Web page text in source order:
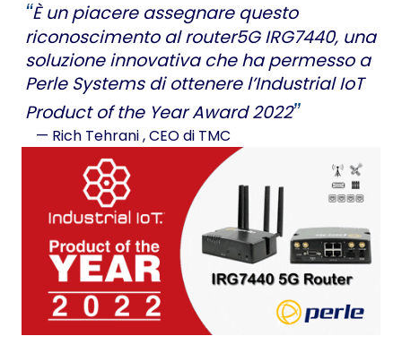
È un piacere assegnare questo
riconoscimento al router5G IRG7440, una
soluzione innovativa che ha permesso a
Perle Systems di ottenere l’Industrial IoT
Product of the Year Award 2022
— Rich Tehrani, CEO di TMC